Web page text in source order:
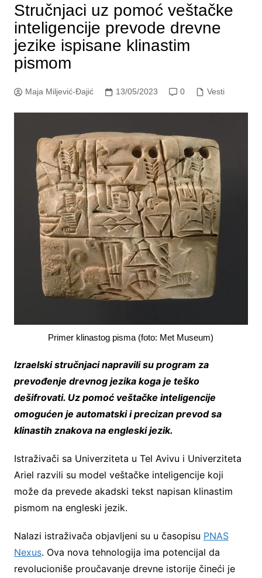
Stručnjaci uz pomoć veštačke
inteligencije prevode drevne
jezike ispisane klinastim
pismom
Maja Miljević-Đajić 13/05/2023 0 Vesti
Primer klinastog pisma (foto: Met Museum)
Izraelski stručnjaci napravili su program za
prevođenje drevnog jezika koga je teško
dešifrovati. Uz pomoć veštačke inteligencije
omogućen je automatski i precizan prevod sa
klinastih znakova na engleski jezik.
Istraživači sa Univerziteta u Tel Avivu i Univerziteta
Ariel razvili su model veštačke inteligencije koji
može da prevede akadski tekst napisan klinastim
pismom na engleski jezik.
Nalazi istraživača objavljeni su u časopisu PNAS
Nexus. Ova nova tehnologija ima potencijal da
revolucioniše proučavanje drevne istorije čineći je